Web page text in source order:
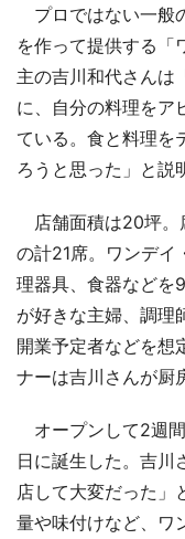
プロではない一般
を作って提供する「
主の吉川和代さんは
に、自分の料理をア
ている。食と料理を
ろうと思った」と説
店舗面積は20坪。
の計21席。ワンデイ
理器具、食器などを
が好きな主婦、調理
開業予定者などを想
ナーは吉川さんが厨
オープンして2週
日に誕生した。吉川
店して大変だった」
量や味付けなど、ワ